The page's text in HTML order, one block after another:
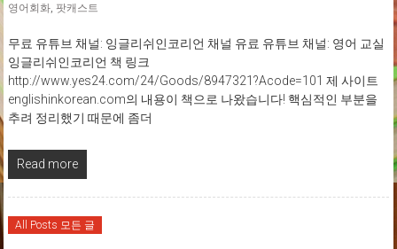
영어회화, 팟캐스트
무료 유튜브 채널: 잉글리쉬인코리언 채널 유료 유튜브 채널: 영어 교실
잉글리쉬인코리언 책 링크
http://www.yes24.com/24/Goods/8947321?Acode=101 제 사이트
englishinkorean.com의 내용이 책으로 나왔습니다! 핵심적인 부분을
추려 정리했기 때문에 좀더
Read more
All Posts 모든 글